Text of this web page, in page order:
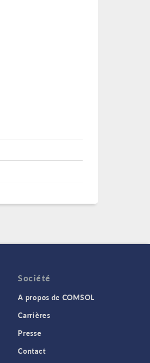
Société
A propos de COMSOL
Carrières
Presse
Contact